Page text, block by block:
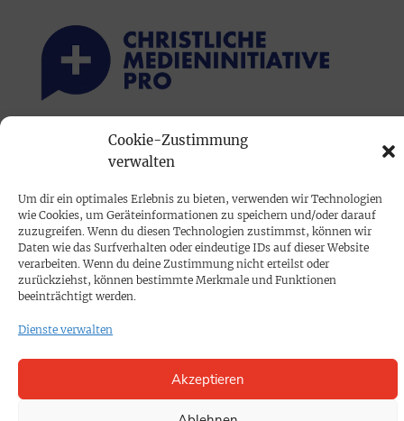
Cookie-Zustimmung
verwalten
Um dir ein optimales Erlebnis zu bieten, verwenden wir Technologien
wie Cookies, um Geräteinformationen zu speichern und/oder darauf
zuzugreifen. Wenn du diesen Technologien zustimmst, können wir
Daten wie das Surfverhalten oder eindeutige IDs auf dieser Website
verarbeiten. Wenn du deine Zustimmung nicht erteilst oder
zurückziehst, können bestimmte Merkmale und Funktionen
beeinträchtigt werden.
Dienste verwalten
Akzeptieren
PRINTAUSGABE
PROKOMPAKT
Impressum
SPENDEN
Datenschutz